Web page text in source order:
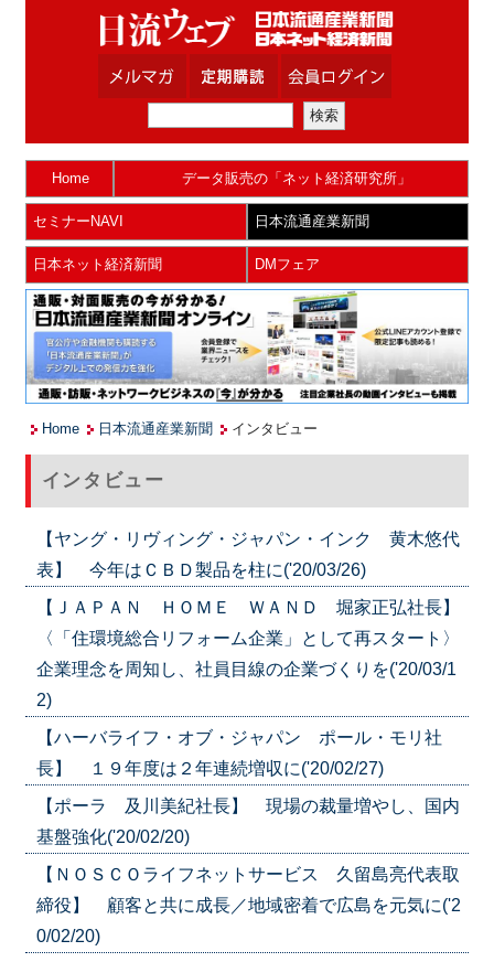
Home データ販売の「ネット経済研究所」
セミナーNAVI 日本流通産業新聞
日本ネット経済新聞 DMフェア
Home 日本流通産業新聞 インタビュー
インタビュー
【ヤング・リヴィング・ジャパン・インク 黄木悠代
表】 今年はＣＢＤ製品を柱に('20/03/26)
【ＪＡＰＡＮ ＨＯＭＥ ＷＡＮＤ 堀家正弘社長】
〈「住環境総合リフォーム企業」として再スタート〉
企業理念を周知し、社員目線の企業づくりを('20/03/1
2)
【ハーバライフ・オブ・ジャパン ポール・モリ社
長】 １９年度は２年連続増収に('20/02/27)
【ポーラ 及川美紀社長】 現場の裁量増やし、国内
基盤強化('20/02/20)
【ＮＯＳＣＯライフネットサービス 久留島亮代表取
締役】 顧客と共に成長／地域密着で広島を元気に('2
0/02/20)